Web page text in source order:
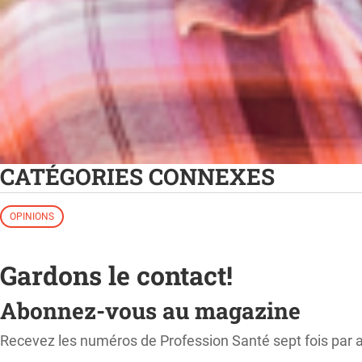
CATÉGORIES CONNEXES
OPINIONS
Gardons le contact!
Abonnez-vous au magazine
Recevez les numéros de Profession Santé sept fois par